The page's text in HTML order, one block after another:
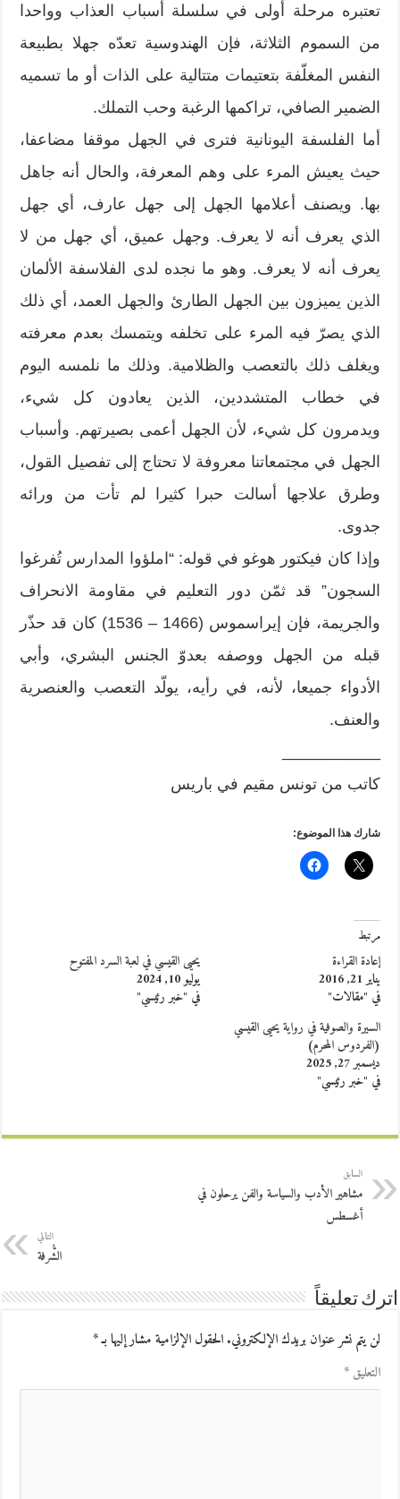
تعتبره مرحلة أولى في سلسلة أسباب العذاب وواحدا
من السموم الثلاثة، فإن الهندوسية تعدّه جهلا بطبيعة
النفس المغلّفة بتعتيمات متتالية على الذات أو ما تسميه
الضمير الصافي، تراكمها الرغبة وحب التملك.
أما الفلسفة اليونانية فترى في الجهل موقفا مضاعفا،
حيث يعيش المرء على وهم المعرفة، والحال أنه جاهل
بها. ويصنف أعلامها الجهل إلى جهل عارف، أي جهل
الذي يعرف أنه لا يعرف. وجهل عميق، أي جهل من لا
يعرف أنه لا يعرف. وهو ما نجده لدى الفلاسفة الألمان
الذين يميزون بين الجهل الطارئ والجهل العمد، أي ذلك
الذي يصرّ فيه المرء على تخلفه ويتمسك بعدم معرفته
ويغلف ذلك بالتعصب والظلامية. وذلك ما نلمسه اليوم
في خطاب المتشددين، الذين يعادون كل شيء،
ويدمرون كل شيء، لأن الجهل أعمى بصيرتهم. وأسباب
الجهل في مجتمعاتنا معروفة لا تحتاج إلى تفصيل القول،
وطرق علاجها أسالت حبرا كثيرا لم تأت من ورائه
جدوى.
وإذا كان فيكتور هوغو في قوله: “املؤوا المدارس تُفرغوا
السجون” قد ثمّن دور التعليم في مقاومة الانحراف
والجريمة، فإن إيراسموس (1466 – 1536) كان قد حذّر
قبله من الجهل ووصفه بعدوّ الجنس البشري، وأبي
الأدواء جميعا، لأنه، في رأيه، يولّد التعصب والعنصرية
والعنف.
كاتب من تونس مقيم في باريس
شارك هذا الموضوع:
مرتبط
إعادة القراءة
يناير 21, 2016
في "مقالات"
يحيى القيسي في لعبة السرد المفتوح
يوليو 10, 2024
في "خبر رئيسي"
السيرة والصوفية في رواية يحيى القيسي
(الفردوس المحرم)
ديسمبر 27, 2025
في "خبر رئيسي"
السابق
مشاهير الأدب والسياسة والفن يرحلون في
أغسطس
التالي
الشُّرفة
اترك تعليقاً
لن يتم نشر عنوان بريدك الإلكتروني.الحقول الإلزامية مشار إليها بـ*
التعليق*